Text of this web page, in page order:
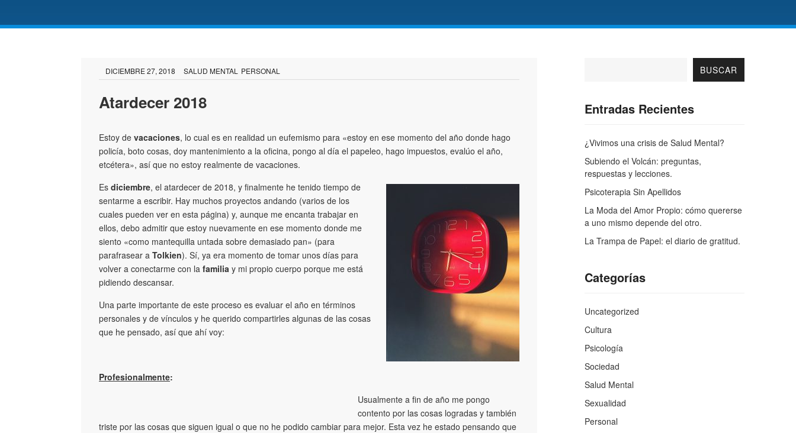
DICIEMBRE 27, 2018 SALUD MENTAL PERSONAL
Atardecer 2018
Estoy de vacaciones, lo cual es en realidad un eufemismo para «estoy en ese momento del año donde hago
policía, boto cosas, doy mantenimiento a la oficina, pongo al día el papeleo, hago impuestos, evalúo el año,
etcétera», así que no estoy realmente de vacaciones.
Es diciembre, el atardecer de 2018, y finalmente he tenido tiempo de
sentarme a escribir. Hay muchos proyectos andando (varios de los
cuales pueden ver en esta página) y, aunque me encanta trabajar en
ellos, debo admitir que estoy nuevamente en ese momento donde me
siento «como mantequilla untada sobre demasiado pan» (para
parafrasear a Tolkien). Sí, ya era momento de tomar unos días para
volver a conectarme con la familia y mi propio cuerpo porque me está
pidiendo descansar.
Una parte importante de este proceso es evaluar el año en términos
personales y de vínculos y he querido compartirles algunas de las cosas
que he pensado, así que ahí voy:
Profesionalmente:
Usualmente a fin de año me pongo
contento por las cosas logradas y también
triste por las cosas que siguen igual o que no he podido cambiar para mejor. Esta vez he estado pensando que
BUSCAR
Entradas Recientes
¿Vivimos una crisis de Salud Mental?
Subiendo el Volcán: preguntas,
respuestas y lecciones.
Psicoterapia Sin Apellidos
La Moda del Amor Propio: cómo quererse
a uno mismo depende del otro.
La Trampa de Papel: el diario de gratitud.
Categorías
Uncategorized
Cultura
Psicología
Sociedad
Salud Mental
Sexualidad
Personal